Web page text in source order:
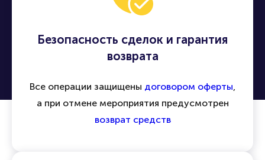
Безопасность сделок и гарантия
возврата
Все операции защищены договором оферты
а при отмене мероприятия предусмотрен
возврат средств